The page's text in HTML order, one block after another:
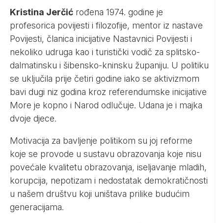
Kristina Jerčić rođena 1974. godine je
profesorica povijesti i filozofije, mentor iz nastave
Povijesti, članica inicijative Nastavnici Povijesti i
nekoliko udruga kao i turistički vodič za splitsko-
dalmatinsku i šibensko-kninsku županiju. U politiku
se uključila prije četiri godine iako se aktivizmom
bavi dugi niz godina kroz referendumske inicijative
More je kopno i Narod odlučuje. Udana je i majka
dvoje djece.
Motivacija za bavljenje politikom su joj reforme
koje se provode u sustavu obrazovanja koje nisu
povećale kvalitetu obrazovanja, iseljavanje mladih,
korupcija, nepotizam i nedostatak demokratičnosti
u našem društvu koji uništava prilike budućim
generacijama.